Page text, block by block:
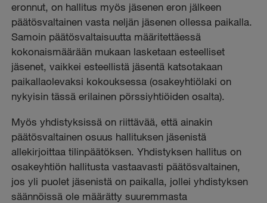
eronnut, on hallitus myös jäsenen eron jälkeen
päätösvaltainen vasta neljän jäsenen ollessa paikalla.
Samoin päätösvaltaisuutta määritettäessä
kokonaismäärään mukaan lasketaan esteelliset
jäsenet, vaikkei esteellistä jäsentä katsotakaan
paikallaolevaksi kokouksessa (osakeyhtiölaki on
nykyisin tässä erilainen pörssiyhtiöiden osalta).
Myös yhdistyksissä on riittävää, että ainakin
päätösvaltainen osuus hallituksen jäsenistä
allekirjoittaa tilinpäätöksen.Yhdistyksen hallitus on
osakeyhtiön hallitusta vastaavasti päätösvaltainen,
jos yli puolet jäsenistä on paikalla, jollei yhdistyksen
säännöissä ole määrätty suuremmasta